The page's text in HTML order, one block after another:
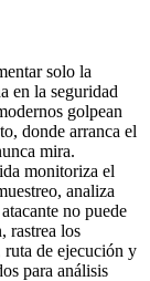
solo la
en la seguridad
golpean
donde arranca el
mira.
monitoriza el
analiza
no puede
rastrea los
de ejecución y
para análisis